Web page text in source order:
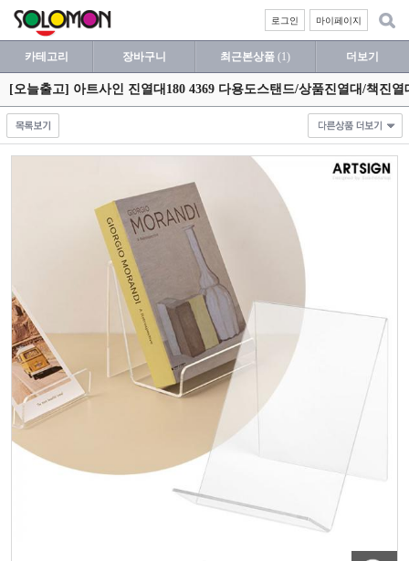
마이페이지
로그인
카테고리 장바구니 최근본상품 (1) 더보기
[오늘출고] 아트사인 진열대180 4369 다용도스탠드/상품진열대/책진